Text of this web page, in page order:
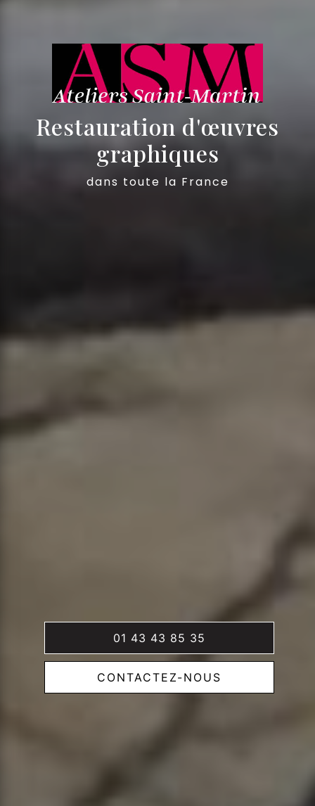
Restauration d'œuvres
graphiques
dans toute la France
01 43 43 85 35
CONTACTEZ-NOUS